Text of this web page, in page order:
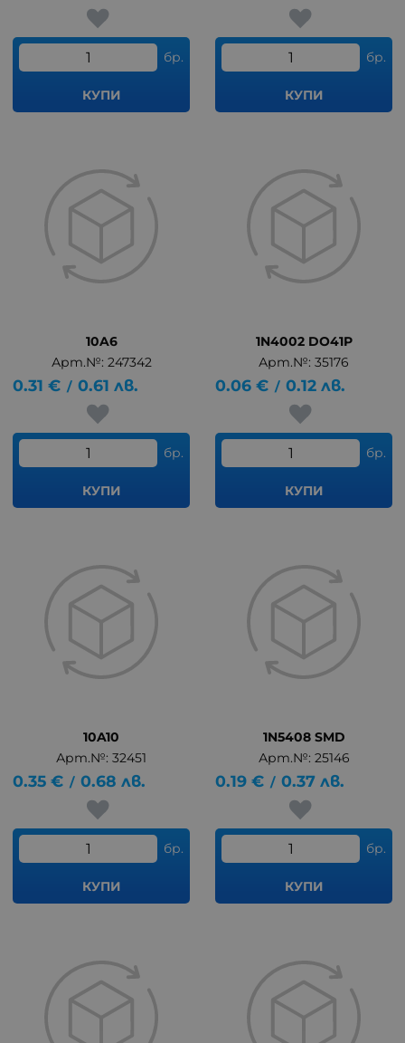
бр.
КУПИ
бр.
КУПИ
10A6
Арт.№: 247342
0.31 € / 0.61 лв.
бр.
КУПИ
1N4002 DO41P
Арт.№: 35176
0.06 € / 0.12 лв.
бр.
КУПИ
10A10
Арт.№: 32451
0.35 € / 0.68 лв.
бр.
КУПИ
1N5408 SMD
Арт.№: 25146
0.19 € / 0.37 лв.
бр.
КУПИ